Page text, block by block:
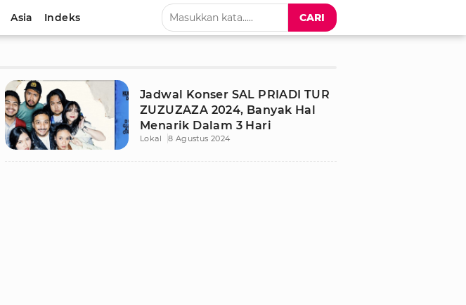
Asia Indeks CARI
Jadwal Konser SAL PRIADI TUR
ZUZUZAZA 2024, Banyak Hal
Menarik Dalam 3 Hari
Lokal 8 Agustus 2024